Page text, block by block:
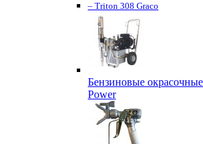
– Triton 308 Graco
Бензиновые
Power